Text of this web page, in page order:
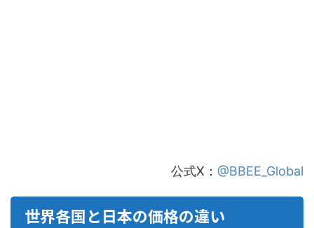
公式X： @BBEE_Global
世界各国と日本の価格の違い